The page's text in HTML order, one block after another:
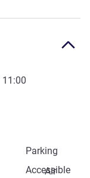
11:00
Parking
Accessible
Air